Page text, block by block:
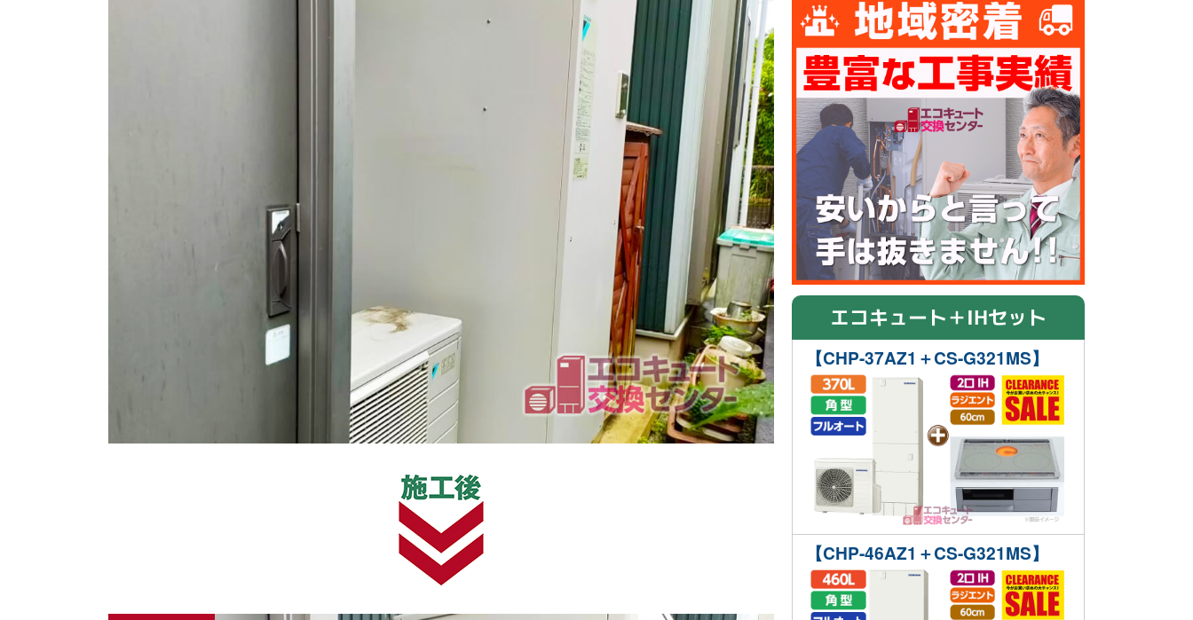
エコキュート＋IHセット
【CHP-37AZ1＋CS-G321MS】
【CHP-46AZ1＋CS-G321MS】